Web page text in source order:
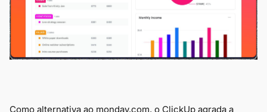
Como alternativa ao monday.com, o ClickUp agrada a